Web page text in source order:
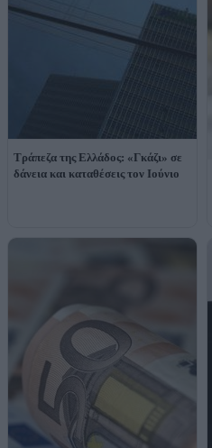
Τράπεζα της Ελλάδος: «Γκάζι» σε
δάνεια και καταθέσεις τον Ιούνιο